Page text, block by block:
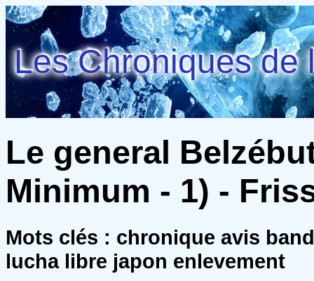
Les Chroniques de
Le general
Minimum - 1) -
Mots clés : chronique avis
lucha libre japon enlevement